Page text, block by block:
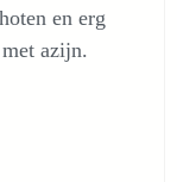
en erg
azijn.